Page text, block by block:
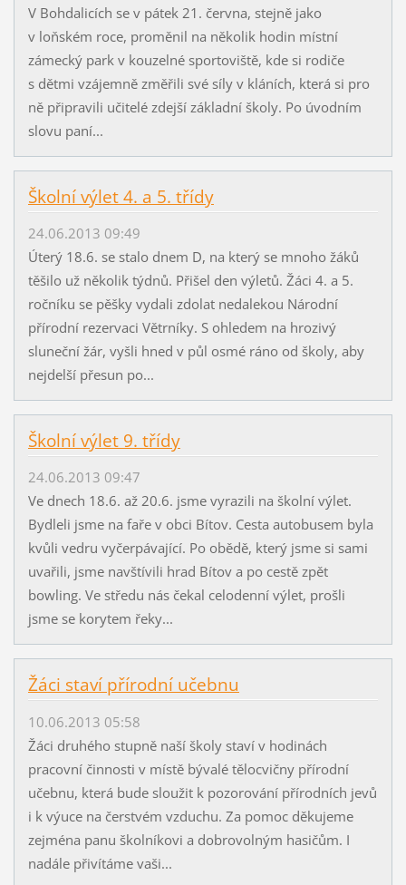
V Bohdalicích se v pátek 21. června, stejně jako
v loňském roce, proměnil na několik hodin místní
zámecký park v kouzelné sportoviště, kde si rodiče
s dětmi vzájemně změřili své síly v kláních, která si pro
ně připravili učitelé zdejší základní školy. Po úvodním
slovu paní...
Školní výlet 4. a 5. třídy
24.06.2013 09:49
Úterý 18.6. se stalo dnem D, na který se mnoho žáků
těšilo už několik týdnů. Přišel den výletů. Žáci 4. a 5.
ročníku se pěšky vydali zdolat nedalekou Národní
přírodní rezervaci Větrníky. S ohledem na hrozivý
sluneční žár, vyšli hned v půl osmé ráno od školy, aby
nejdelší přesun po...
Školní výlet 9. třídy
24.06.2013 09:47
Ve dnech 18.6. až 20.6. jsme vyrazili na školní výlet.
Bydleli jsme na faře v obci Bítov. Cesta autobusem byla
kvůli vedru vyčerpávající. Po obědě, který jsme si sami
uvařili, jsme navštívili hrad Bítov a po cestě zpět
bowling. Ve středu nás čekal celodenní výlet, prošli
jsme se korytem řeky...
Žáci staví přírodní učebnu
10.06.2013 05:58
Žáci druhého stupně naší školy staví v hodinách
pracovní činnosti v místě bývalé tělocvičny přírodní
učebnu, která bude sloužit k pozorování přírodních jevů
i k výuce na čerstvém vzduchu. Za pomoc děkujeme
zejména panu školníkovi a dobrovolným hasičům. I
nadále přivítáme vaši...